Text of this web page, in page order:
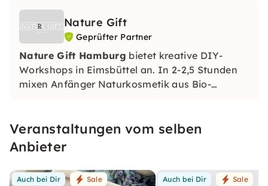
Nature Gift
Geprüfter Partner
Nature Gift Hamburg bietet kreative DIY-
Workshops in Eimsbüttel an. In 2-2,5 Stunden
mixen Anfänger Naturkosmetik aus Bio-
Gruppen-Event (JGA, Geburtstag, Teamevent).
Veranstaltungen vom selben
Anbieter
Auch bei Dir Sale Auch bei Dir Sale